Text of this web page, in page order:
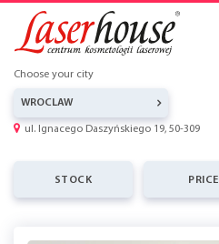
Choose your city
WROCLAW
ul. Ignacego Daszyńskiego 19, 50-309
STOCK PRICE